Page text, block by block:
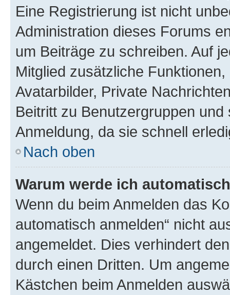
Eine Registrierung ist nicht
Administration dieses Forums
um Beiträge zu schreiben. Auf
Mitglied zusätzliche
Avatarbilder, Private
Beitritt zu Benutzergruppen
Anmeldung, da sie schnell
Nach oben
Warum werde ich
Wenn du beim Anmelden das
automatisch anmelden“ nicht
angemeldet. Dies verhindert
durch einen Dritten. Um
Kästchen beim Anmelden